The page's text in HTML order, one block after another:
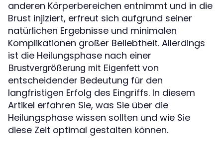
anderen Körperbereichen entnimmt und in die
Brust injiziert, erfreut sich aufgrund seiner
natürlichen Ergebnisse und minimalen
Komplikationen großer Beliebtheit. Allerdings
ist die Heilungsphase nach einer
Brustvergrößerung mit Eigenfett von
entscheidender Bedeutung für den
langfristigen Erfolg des Eingriffs. In diesem
Artikel erfahren Sie, was Sie über die
Heilungsphase wissen sollten und wie Sie
diese Zeit optimal gestalten können.